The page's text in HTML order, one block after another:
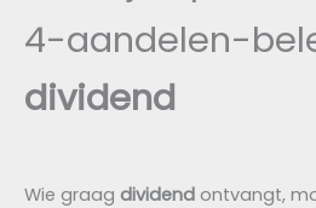
4-aandelen-
dividend
Wie graag dividend ontvangt,